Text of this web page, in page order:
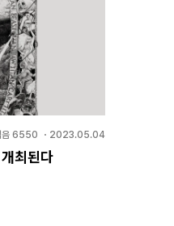
음 6550 ・ 2023.05.04
최된다